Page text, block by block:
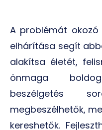
A problémát
elhárítása segít
alakítsa életét,
önmaga
beszélgetés
megbeszélhetők,
kereshetők.